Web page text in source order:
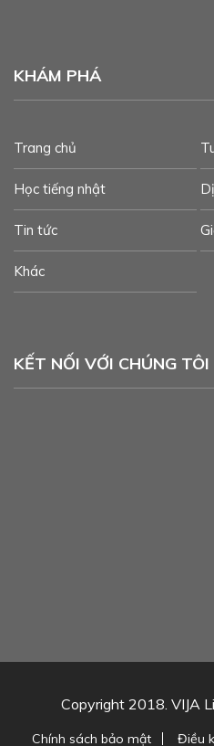
KHÁM PHÁ
Trang chủ
Học tiếng nhật
Tin tức
Khác
KẾT NỐI VỚI CHÚNG TÔI
Copyright 2018. VIJA
Chính sách bảo mật Điều